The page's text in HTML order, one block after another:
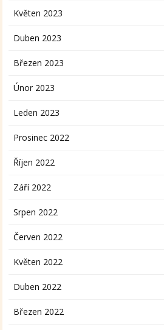
Květen 2023
Duben 2023
Březen 2023
Únor 2023
Leden 2023
Prosinec 2022
Říjen 2022
Září 2022
Srpen 2022
Červen 2022
Květen 2022
Duben 2022
Březen 2022